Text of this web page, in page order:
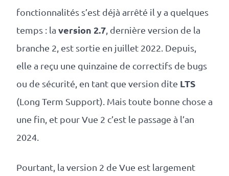
On
recrute
Simulateur
de
revenus
API
Platform
Le
fonctionnalités s’est déjà arrêté il y a quelques
temps : la version 2.7 , dernière version de la
branche 2, est sortie en juillet 2022. Depuis,
elle a reçu une quinzaine de correctifs de bugs
ou de sécurité, en tant que version dite LTS
(Long Term Support). Mais toute bonne chose a
une fin, et pour Vue 2 c’est le passage à l’an
2024.
Pourtant, la version 2 de Vue est largement